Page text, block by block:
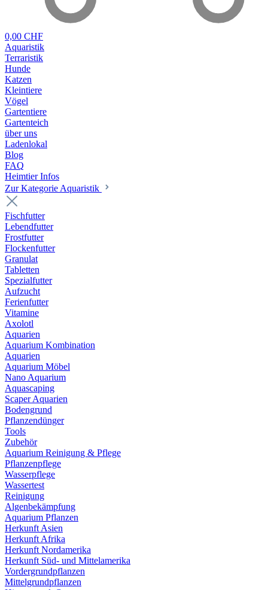
0,00 CHF
Aquaristik
Terraristik
Hunde
Katzen
Kleintiere
Vögel
Gartentiere
Gartenteich
über uns
Ladenlokal
Blog
FAQ
Heimtier Infos
Zur Kategorie Aquaristik
Fischfutter
Lebendfutter
Frostfutter
Flockenfutter
Granulat
Tabletten
Spezialfutter
Aufzucht
Ferienfutter
Vitamine
Axolotl
Aquarien
Aquarium Kombination
Aquarien
Aquarium Möbel
Nano Aquarium
Aquascaping
Scaper Aquarien
Bodengrund
Pflanzendünger
Tools
Zubehör
Aquarium Reinigung & Pflege
Pflanzenpflege
Wasserpflege
Wassertest
Reinigung
Algenbekämpfung
Aquarium Pflanzen
Herkunft Asien
Herkunft Afrika
Herkunft Nordamerika
Herkunft Süd- und Mittelamerika
Vordergrundpflanzen
Mittelgrundpflanzen